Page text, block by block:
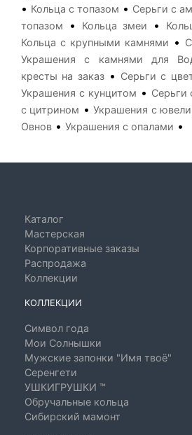
• Кольца с топазом • Серьги с
топазом
• Кольца змеи •
Кольца с крупными камнями •
Украшения с камнями для
кресты на заказ• Серьги с
Украшения с кунцитом • Серьги
с цитрином •Украшения с
Овнов • Украшения с опалами •
Каталог
Мастерская
Корпоративные заказы
Распродажа
Коллекции
КОЛЛЕКЦИИ
Символ года
Мои Солнышки
Мужские запонки "Имя твоё"
Серенгети
УШКИГРУШКИ ™
Обручальные кольца
Сибирский мамонт